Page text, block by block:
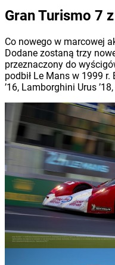
Gran Turismo 7
Co nowego w marcowej
Dodane zostaną trzy
przeznaczony do
podbił Le Mans w 1999
’16, Lamborghini Urus